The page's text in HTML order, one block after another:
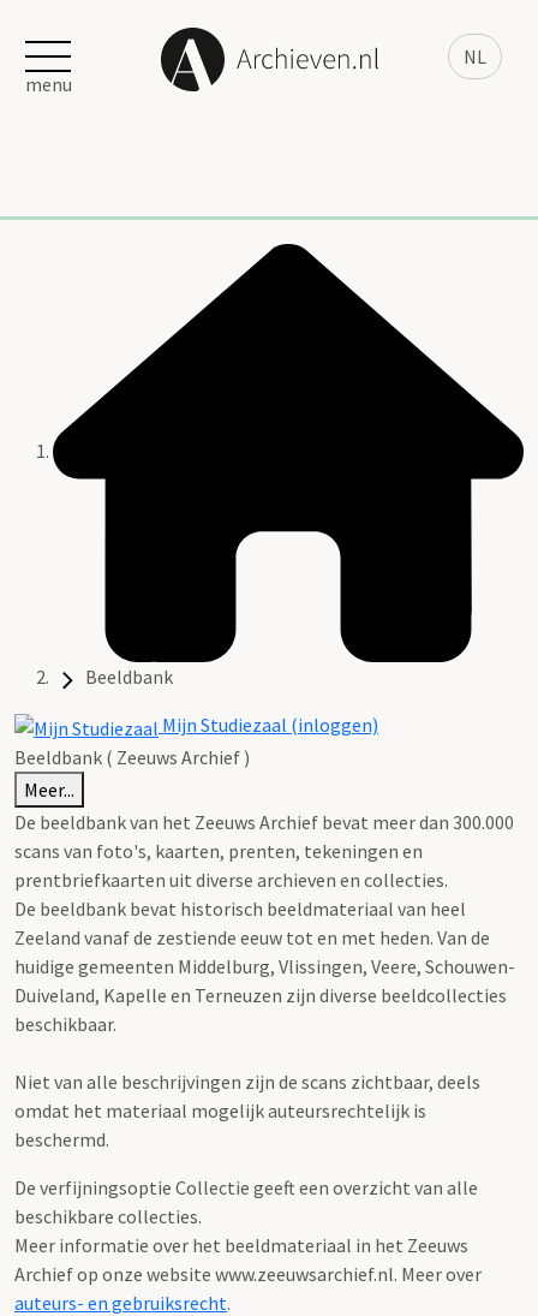
NL
menu
Beeldbank
Mijn Studiezaal (inloggen)
Beeldbank ( Zeeuws Archief )
Meer...
De beeldbank van het Zeeuws Archief bevat meer dan 300.000
scans van foto's, kaarten, prenten, tekeningen en
prentbriefkaarten uit diverse archieven en collecties.
De beeldbank bevat historisch beeldmateriaal van heel
Zeeland vanaf de zestiende eeuw tot en met heden. Van de
huidige gemeenten Middelburg, Vlissingen, Veere, Schouwen-
Duiveland, Kapelle en Terneuzen zijn diverse beeldcollecties
beschikbaar.
Niet van alle beschrijvingen zijn de scans zichtbaar, deels
omdat het materiaal mogelijk auteursrechtelijk is
beschermd.
De verfijningsoptie Collectie geeft een overzicht van alle
beschikbare collecties.
Meer informatie over het beeldmateriaal in het Zeeuws
Archief op onze website www.zeeuwsarchief.nl. Meer over
auteurs- en gebruiksrecht.